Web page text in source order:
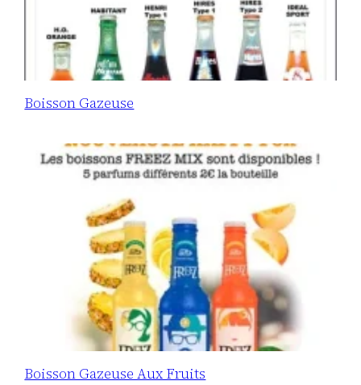
Boisson Gazeuse
Boisson Gazeuse Aux Fruits